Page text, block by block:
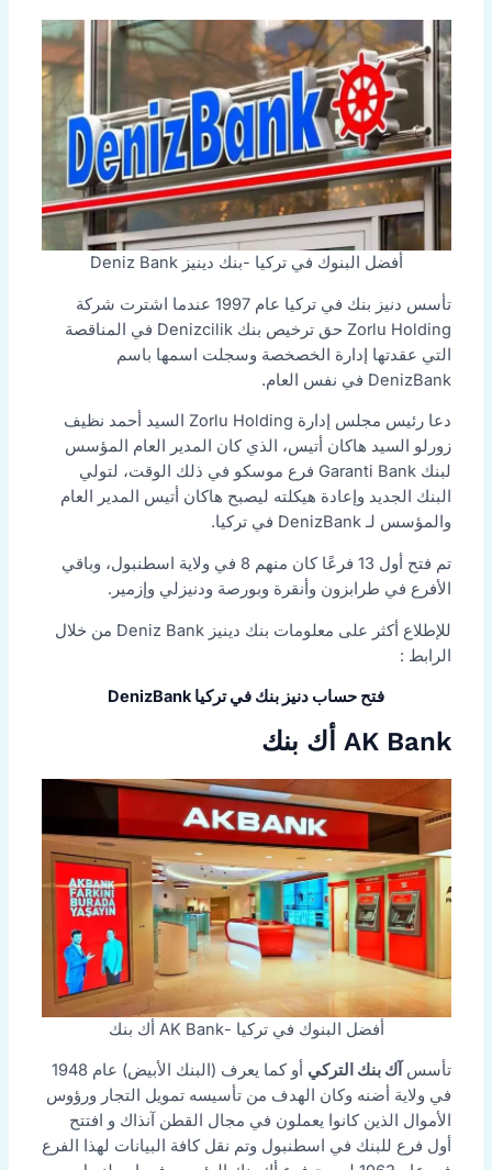
أفضل البنوك في تركيا -بنك دينيز Deniz Bank
تأسس دنيز بنك في تركيا عام 1997 عندما اشترت شركة
Zorlu Holding حق ترخيص بنك Denizcilik في المناقصة
التي عقدتها إدارة الخصخصة وسجلت اسمها باسم
DenizBank في نفس العام.
دعا رئيس مجلس إدارة Zorlu Holding السيد أحمد نظيف
زورلو السيد هاكان أتيس، الذي كان المدير العام المؤسس
لبنك Garanti Bank فرع موسكو في ذلك الوقت، لتولي
البنك الجديد وإعادة هيكلته ليصبح هاكان أتيس المدير العام
والمؤسس لـ DenizBank في تركيا.
تم فتح أول 13 فرعًا كان منهم 8 في ولاية اسطنبول، وباقي
الأفرع في طرابزون وأنقرة وبورصة ودنيزلي وإزمير.
للإطلاع أكثر على معلومات بنك دينيز Deniz Bank من خلال
الرابط :
فتح حساب دنيز بنك في تركيا DenizBank
AK Bank أك بنك
أفضل البنوك في تركيا -AK Bank أك بنك
تأسس آك بنك التركي
أو كما يعرف (البنك الأبيض) عام 1948
في ولاية أضنه وكان الهدف من تأسيسه تمويل التجار ورؤوس
الأموال الذين كانوا يعملون في مجال القطن آنذاك و افتتح
أول فرع للبنك في اسطنبول وتم نقل كافة البيانات لهذا الفرع